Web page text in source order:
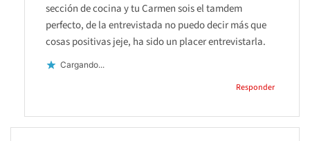
sección de cocina y tu Carmen sois el tamdem
perfecto, de la entrevistada no puedo decir más que
cosas positivas jeje, ha sido un placer entrevistarla.
Cargando...
Responder